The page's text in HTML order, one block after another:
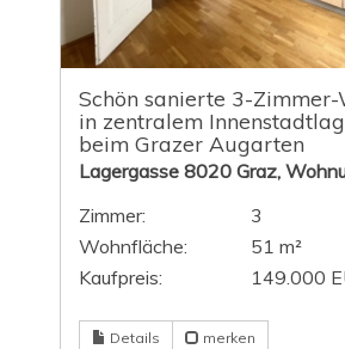
Schön sanierte 3-Zimmer-
in zentralem
beim Grazer Augarten
Lagergasse 8020 Graz,
Zimmer:
3
Wohnfläche:
51 m²
Kaufpreis:
149.000
Details merken